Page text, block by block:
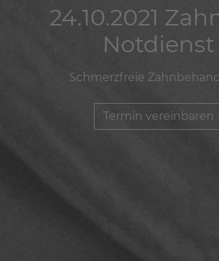
24.10.2021
Notdienst
Schmerzfreie
Termin vereinbaren
24.10.2021
Notdienst
Schmerzfreie
Termin vereinbaren
24.10.2021
Notdienst
Schmerzfreie
Termin vereinbaren